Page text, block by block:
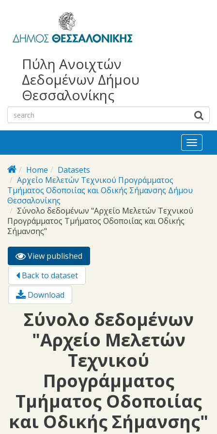
bayan
escort
escort
Πύλη Ανοιχτών
Δεδομένων Δήμου
Θεσσαλονίκης
Toggle
Home
Datasets
Αρχείο Μελετών Τεχνικού Προγράμματος
Τμήματος Οδοποιίας και Οδικής Σήμανσης Δήμου
Θεσσαλονίκης
Σύνολο δεδομένων "Αρχείο Μελετών Τεχνικού
Προγράμματος Τμήματος Οδοποιίας και Οδικής
Σήμανσης"
Primary tabs
View published
tab)
Back to dataset
Download
Σύνολο δεδομένων
"Αρχείο Μελετών
Τεχνικού
Προγράμματος
Τμήματος Οδοποιίας
και Οδικής Σήμανσης"